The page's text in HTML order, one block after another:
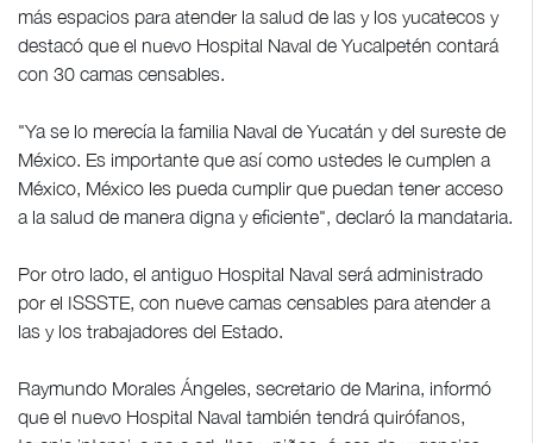
más espacios para atender la salud de las y los yucatecos y
destacó que el nuevo Hospital Naval de Yucalpetén contará
con 30 camas censables.
"Ya se lo merecía la familia Naval de Yucatán y del sureste de
México. Es importante que así como ustedes le cumplen a
México, México les pueda cumplir que puedan tener acceso
a la salud de manera digna y eficiente", declaró la mandataria.
Por otro lado, el antiguo Hospital Naval será administrado
por el ISSSTE, con nueve camas censables para atender a
las y los trabajadores del Estado.
Raymundo Morales Ángeles, secretario de Marina, informó
que el nuevo Hospital Naval también tendrá quirófanos,